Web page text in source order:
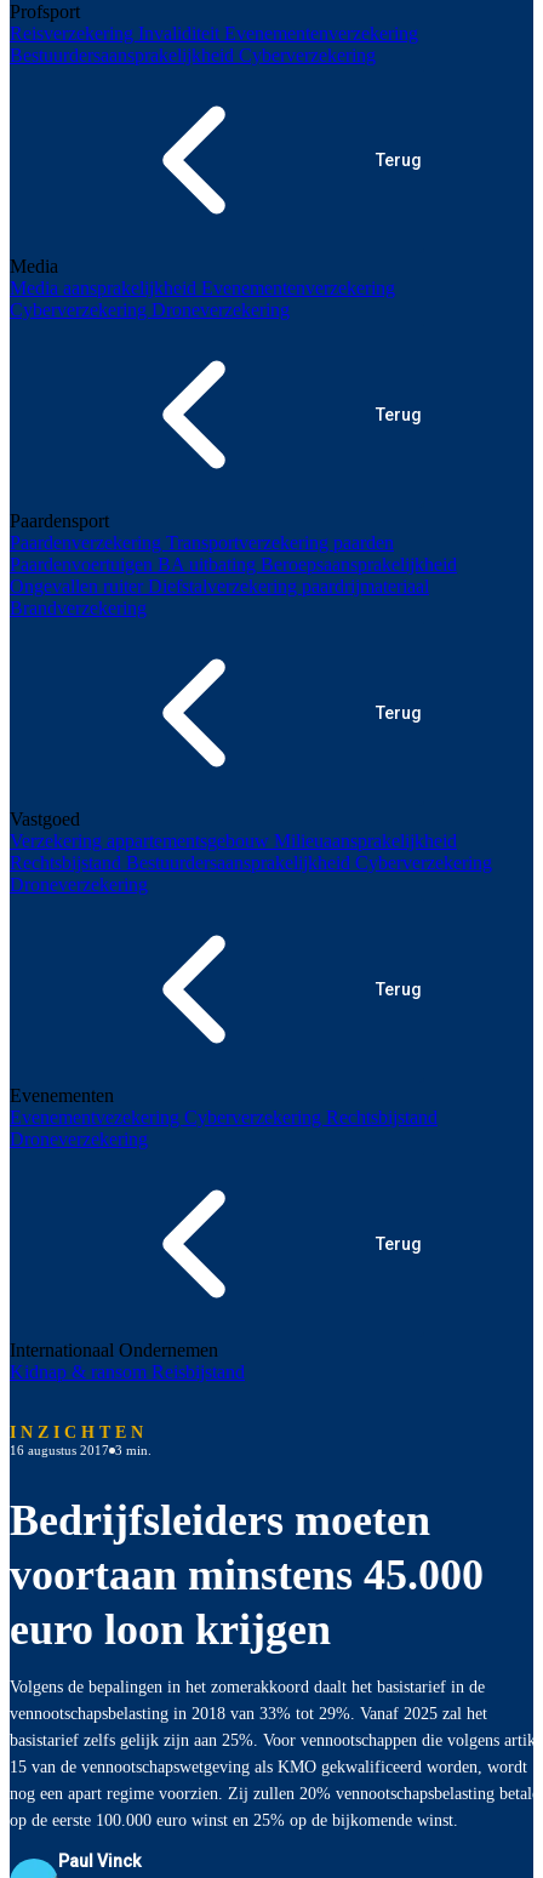
Profsport
Reisverzekering Invaliditeit Evenementenverzekering
Bestuurdersaansprakelijkheid Cyberverzekering
Terug
Media
Media aansprakelijkheid Evenementenverzekering
Cyberverzekering Droneverzekering
Terug
Paardensport
Paardenverzekering Transportverzekering paarden
Paardenvoertuigen BA uitbating Beroepsaansprakelijkheid
Ongevallen ruiterDiefstalverzekering paardrijmateriaal
Brandverzekering
Terug
Vastgoed
Verzekering appartementsgebouw Milieuaansprakelijkheid
Rechtsbijstand Bestuurdersaansprakelijkheid Cyberverzekering
Droneverzekering
Terug
Evenementen
Evenementvezekering Cyberverzekering Rechtsbijstand
Droneverzekering
Terug
Internationaal Ondernemen
Kidnap & ransom Reisbijstand
INZICHTEN
16 augustus 2017 3 min.
Bedrijfsleiders moeten
voortaan minstens 45.000
euro loon krijgen
Volgens de bepalingen in het zomerakkoord daalt het basistarief in de
vennootschapsbelasting in 2018 van 33% tot 29%. Vanaf 2025 zal het
basistarief zelfs gelijk zijn aan 25%. Voor vennootschappen die volgens
15 van de vennootschapswetgeving als KMO gekwalificeerd worden, wordt
nog een apart regime voorzien. Zij zullen 20% vennootschapsbelasting
op de eerste 100.000 euro winst en 25% op de bijkomende winst.
Paul Vinck